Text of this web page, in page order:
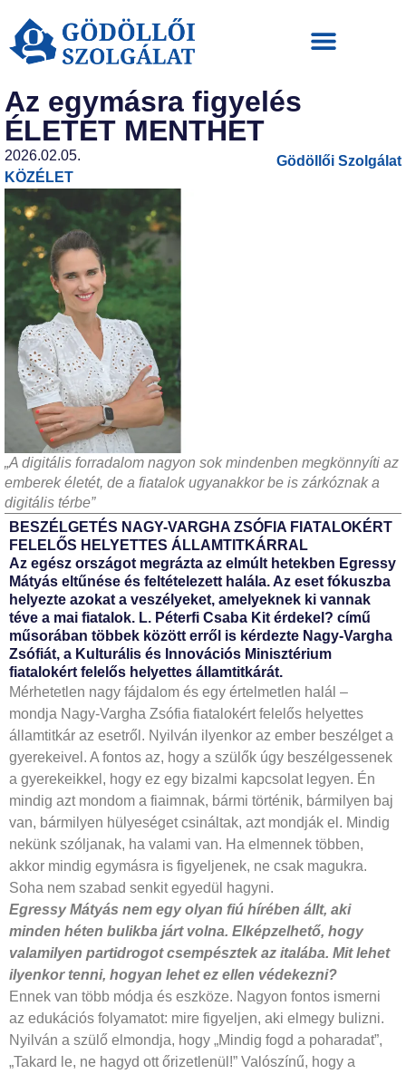
Az egymásra figyelés
ÉLETET MENTHET
2026.02.05.
KÖZÉLET
Gödöllői Szolgálat
„A digitális forradalom nagyon sok mindenben megkönnyíti az
emberek életét, de a fiatalok ugyanakkor be is zárkóznak a
digitális térbe”
BESZÉLGETÉS NAGY-VARGHA ZSÓFIA FIATALOKÉRT
FELELŐS HELYETTES ÁLLAMTITKÁRRAL
Az egész országot megrázta az elmúlt hetekben Egressy
Mátyás eltűnése és feltételezett halála. Az eset fókuszba
helyezte azokat a veszélyeket, amelyeknek ki vannak
téve a mai fiatalok. L. Péterfi Csaba Kit érdekel? című
műsorában többek között erről is kérdezte Nagy-Vargha
Zsófiát, a Kulturális és Innovációs Minisztérium
fiatalokért felelős helyettes államtitkárát.
Mérhetetlen nagy fájdalom és egy értelmetlen halál –
mondja Nagy-Vargha Zsófia fiatalokért felelős helyettes
államtitkár az esetről. Nyilván ilyenkor az ember beszélget a
gyerekeivel. A fontos az, hogy a szülők úgy beszélgessenek
a gyerekeikkel, hogy ez egy bizalmi kapcsolat legyen. Én
mindig azt mondom a fiaimnak, bármi történik, bármilyen baj
van, bármilyen hülyeséget csináltak, azt mondják el. Mindig
nekünk szóljanak, ha valami van. Ha elmennek többen,
akkor mindig egymásra is figyeljenek, ne csak magukra.
Soha nem szabad senkit egyedül hagyni.
Egressy Mátyás nem egy olyan fiú hírében állt, aki
minden héten bulikba járt volna. Elképzelhető, hogy
valamilyen partidrogot csempésztek az italába. Mit lehet
ilyenkor tenni, hogyan lehet ez ellen védekezni?
Ennek van több módja és eszköze. Nagyon fontos ismerni
az edukációs folyamatot: mire figyeljen, aki elmegy bulizni.
Nyilván a szülő elmondja, hogy „Mindig fogd a poharadat”,
„Takard le, ne hagyd ott őrizetlenül!” Valószínű, hogy a